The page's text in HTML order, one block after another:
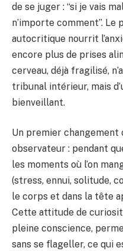
de se juger : “si je vais
n’importe comment”. Le
autocritique nourrit
encore plus de prises
cerveau, déjà fragilisé,
tribunal intérieur, mais
bienveillant.
Un premier changement
observateur : pendant
les moments où l’on
(stress, ennui, solitude,
le corps et dans la tête
Cette attitude de
pleine conscience,
sans se flageller, ce qui